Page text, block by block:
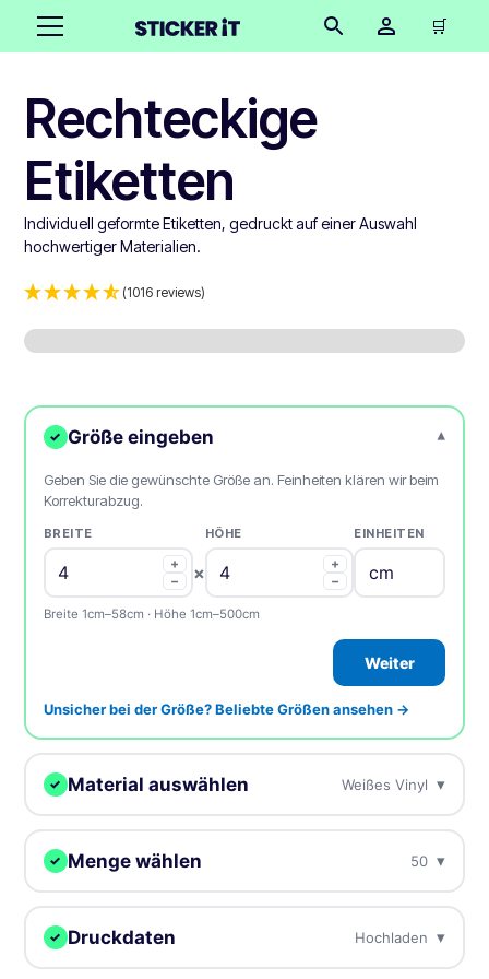
🛒
Rechteckige
Etiketten
Individuell geformte Etiketten, gedruckt auf einer Auswahl
hochwertiger Materialien.
(1016 reviews)
✓ Größe eingeben ▾
Geben Sie die gewünschte Größe an. Feinheiten klären wir beim
Korrekturabzug.
BREITE
+
−
×
HÖHE
+
−
EINHEITEN
Breite 1cm–58cm · Höhe 1cm–500cm
Weiter
Unsicher bei der Größe? Beliebte Größen ansehen →
✓ Material auswählen Weißes Vinyl ▾
Darauf drucken wir Ihr Design.
Weißes Vinyl
Unser beliebtestes, weißes
Kunststoffmaterial
BESTSELLER
Durchsichtiges Vinyl
✓ Menge wählen 50 ▾
Mehr = günstiger pro Stück. Preise inkl. MwSt.
50
✓ Druckdaten Hochladen ▾